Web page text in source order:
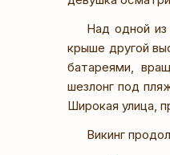
Над одной
крыше другой
батареями,
шезлонг под
Широкая улица,
Викинг